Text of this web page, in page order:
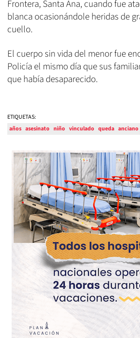
Frontera, Santa Ana, cuando fue
blanca ocasionándole heridas de
cuello.
El cuerpo sin vida del menor fue
Policía el mismo día que sus
que había desaparecido.
ETIQUETAS:
años asesinato niño vinculado queda anciano